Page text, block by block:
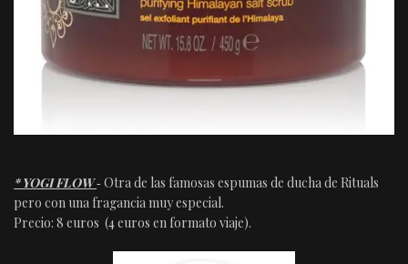
* YOGI FLOW‐ Otra de las famosas espumas de ducha de Rituals
pero con una fragancia muy especial.
Precio: 8 euros (4 euros en formato viaje).